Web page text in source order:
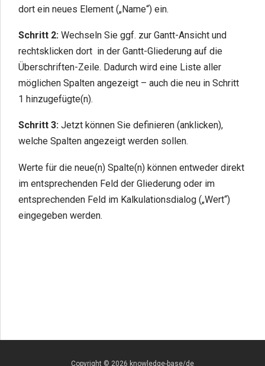
dort ein neues Element („Name“) ein.
Schritt 2: Wechseln Sie ggf. zur Gantt-Ansicht und
rechtsklicken dort in der Gantt-Gliederung auf die
Überschriften-Zeile. Dadurch wird eine Liste aller
möglichen Spalten angezeigt – auch die neu in Schritt
1 hinzugefügte(n).
Schritt 3: Jetzt können Sie definieren (anklicken),
welche Spalten angezeigt werden sollen.
Werte für die neue(n) Spalte(n) können entweder direkt
im entsprechenden Feld der Gliederung oder im
entsprechenden Feld im Kalkulationsdialog („Wert“)
eingegeben werden.
Copyright © 2026 knowledge-base/de